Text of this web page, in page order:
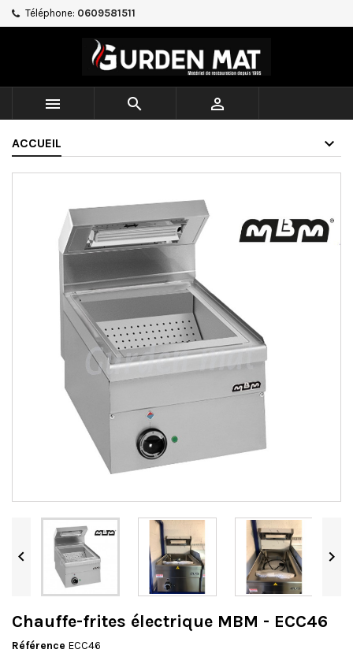
Téléphone: 0609581511
  
ACCUEIL
 
Chauffe-frites électrique MBM - ECC46
Référence ECC46